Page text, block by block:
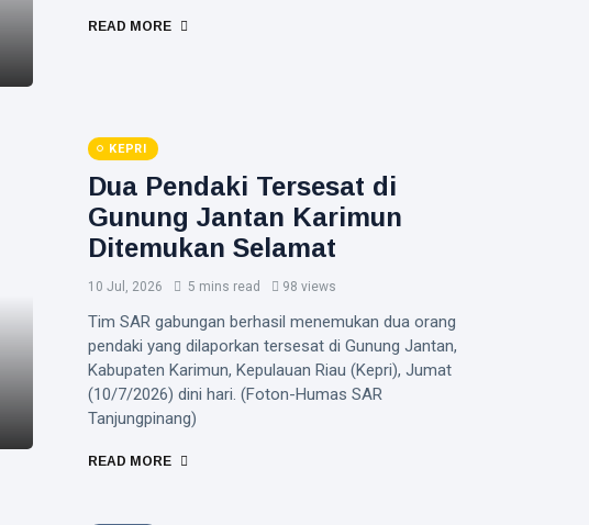
READ MORE
KEPRI
Dua Pendaki Tersesat di
Gunung Jantan Karimun
Ditemukan Selamat
10 Jul, 2026 5 mins read 98 views
Tim SAR gabungan berhasil menemukan dua orang
pendaki yang dilaporkan tersesat di Gunung Jantan,
Kabupaten Karimun, Kepulauan Riau (Kepri), Jumat
(10/7/2026) dini hari. (Foton-Humas SAR
Tanjungpinang)
READ MORE